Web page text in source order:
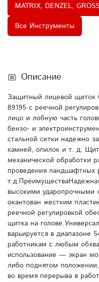
MATRIX, DENZEL,
Все Инструменты
Описание
Защитный лицевой
89195 с реечной
лицо и лобную часть
бензо- и
стальной сетки надежно
камней, опилок и т. д.
механической обработки
проведения ландшафтных
высокими ударопрочными
окантован жестким
реечной регулировкой
щитка на
варьируется в диапазоне
работникам с любым
использование — экран
либо поднятом
во время перерыва в